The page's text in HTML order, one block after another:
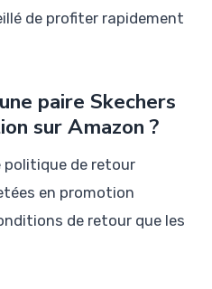
de profiter rapidement
paire Skechers
sur Amazon ?
politique de retour
en promotion
de retour que les